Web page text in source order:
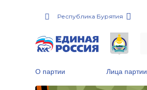
Республика Бурятия
О партии Лица партии